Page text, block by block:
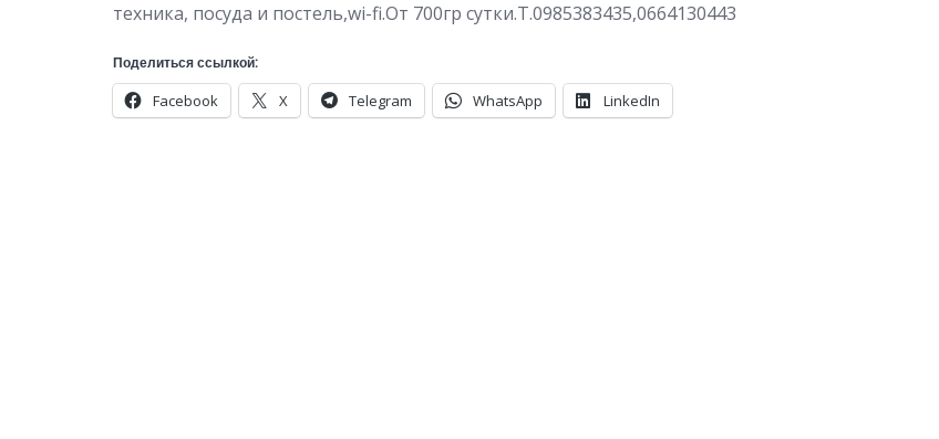
техника, посуда и постель,wi-fi.От 700гр сутки.Т.0985383435,0664130443
Поделиться ссылкой:
Facebook X Telegram WhatsApp LinkedIn